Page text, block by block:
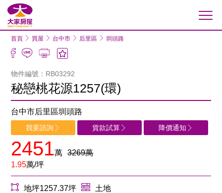
首頁 買屋 台中市 后里區 圳頭路
物件編號：RB03292
秘戀桃花源1257(環)
台中市后里區圳頭路
我要諮詢 貨款試算 降價通知
2451萬
3269萬
1.95萬/坪
地坪1257.37坪 土地